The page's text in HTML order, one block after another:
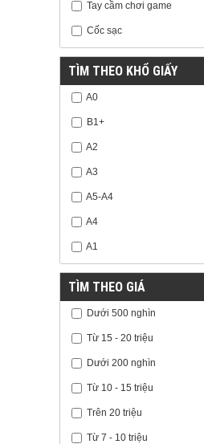
Tay cầm chơi game
Cốc sạc
TÌM THEO KHỔ GIẤY
A0
B1+
A2
A3
A5-A4
A4
A1
TÌM THEO GIÁ
Dưới 500 nghìn
Từ 15 - 20 triệu
Dưới 200 nghìn
Từ 10 - 15 triệu
Trên 20 triệu
Từ 7 - 10 triệu